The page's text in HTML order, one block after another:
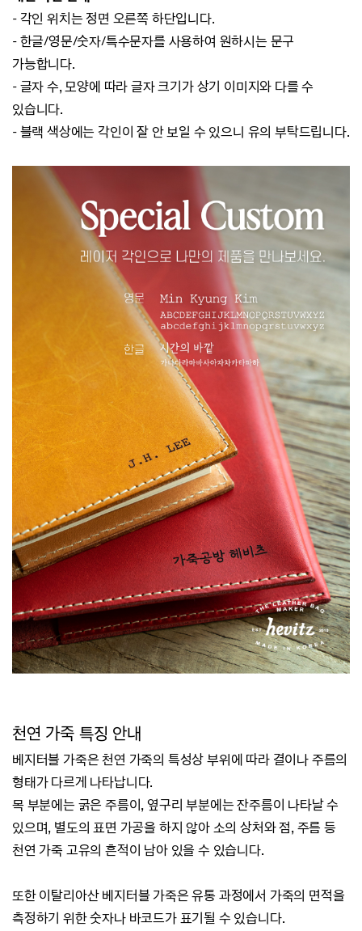
- 각인 위치는 정면 오른쪽 하단입니다.
- 한글/영문/숫자/특수문자를 사용하여 원하시는 문구
가능합니다.
- 글자 수, 모양에 따라 글자 크기가 상기 이미지와 다를 수
있습니다.
- 블랙 색상에는 각인이 잘 안 보일 수 있으니 유의 부탁드립니다.
천연 가죽 특징 안내
베지터블 가죽은 천연 가죽의 특성상 부위에 따라 결이나 주름의
형태가 다르게 나타납니다.
목 부분에는 굵은 주름이, 옆구리 부분에는 잔주름이 나타날 수
있으며, 별도의 표면 가공을 하지 않아 소의 상처와 점, 주름 등
천연 가죽 고유의 흔적이 남아 있을 수 있습니다.
또한 이탈리아산 베지터블 가죽은 유통 과정에서 가죽의 면적을
측정하기 위한 숫자나 바코드가 표기될 수 있습니다.